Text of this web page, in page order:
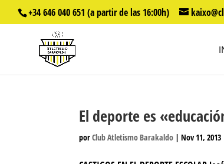
+34 646 040 651 (a partir de las 16:00h)
El deporte es
porClub Atletismo Barakaldo |Nov 11, 2013